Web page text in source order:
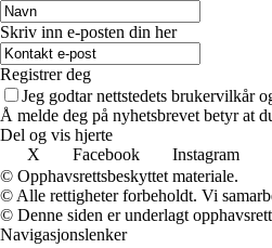
Skriv inn e-posten din her
Registrer deg
Jeg godtar nettstedets brukervilkår
Å melde deg på nyhetsbrevet betyr at
Del og vis hjerte
X
Facebook Instagram
© Opphavsrettsbeskyttet materiale.
© Alle rettigheter forbeholdt. Vi
© Denne siden er underlagt
Navigasjonslenker